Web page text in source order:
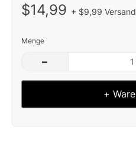
$14,99 + $9,99
Menge
–
+